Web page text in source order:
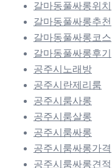
갈마동풀싸롱위치
갈마동풀싸롱추천
갈마동풀싸롱코스
갈마동풀싸롱후기
공주시노래방
공주시란제리룸
공주시룸사롱
공주시룸살롱
공주시룸싸롱
공주시룸싸롱가격
공주시룸싸롱견적